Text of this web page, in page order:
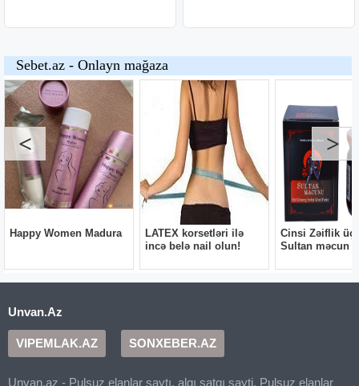
Unvan.Az
VIPEMLAK.AZ SONXEBER.AZ
Unvan.az - Pulsuz elanlar saytı, alqı satqı sayti, Pulsuz elanlar